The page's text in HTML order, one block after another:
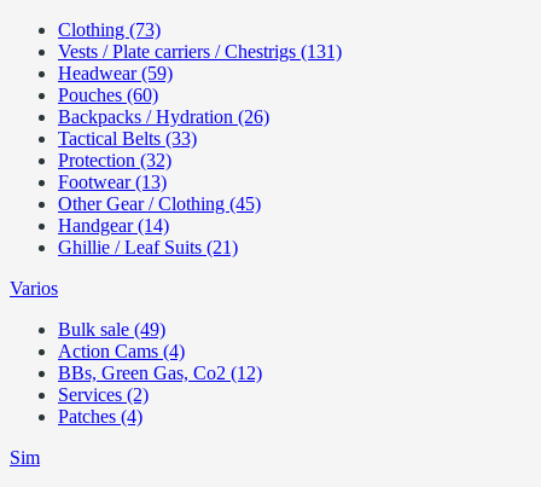
Clothing (73)
Vests / Plate carriers / Chestrigs (131)
Headwear (59)
Pouches (60)
Backpacks / Hydration (26)
Tactical Belts (33)
Protection (32)
Footwear (13)
Other Gear / Clothing (45)
Handgear (14)
Ghillie / Leaf Suits (21)
Varios
Bulk sale (49)
Action Cams (4)
BBs, Green Gas, Co2 (12)
Services (2)
Patches (4)
Sim